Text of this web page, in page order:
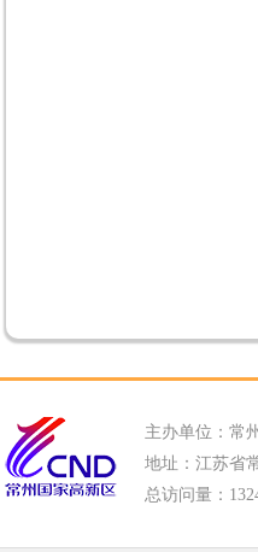
主办单位：常
地址：江苏省
总访问量：